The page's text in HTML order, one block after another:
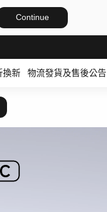
Continue
換新 物流發貨及售後公告